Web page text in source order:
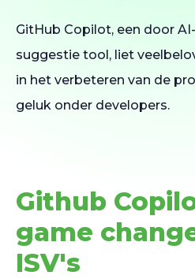
GitHub Copilot, een door
suggestie tool, liet
in het verbeteren van de
geluk onder developers.
Github
game
ISV's